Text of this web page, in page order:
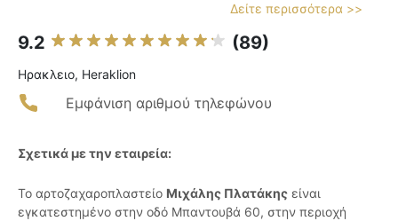
Δείτε περισσότερα >>
9.2 (89)
Ηρακλειο, Heraklion
Εμφάνιση αριθμού τηλεφώνου
Σχετικά με την εταιρεία:
Το αρτοζαχαροπλαστείο Μιχάλης Πλατάκης είναι
εγκατεστημένο στην οδό Μπαντουβά 60, στην περιοχή